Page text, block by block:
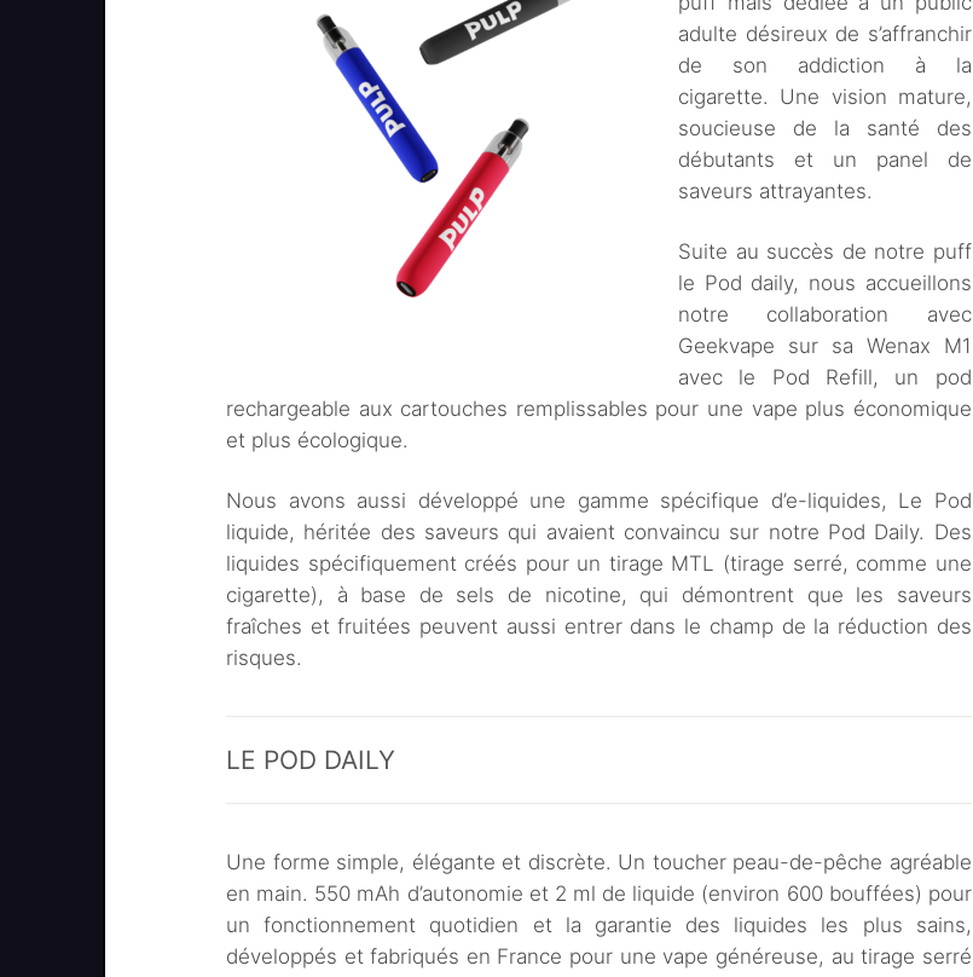
adulte désireux de s’affranchir
de son addiction à la
cigarette. Une vision mature,
soucieuse de la santé des
débutants et un panel de
saveurs attrayantes.
Suite au succès de notre puff
le Pod daily, nous accueillons
notre collaboration avec
Geekvape sur sa Wenax M1
avec le Pod Refill, un pod
rechargeable aux cartouches remplissables pour une vape plus économique
et plus écologique.
Nous avons aussi développé une gamme spécifique d’e-liquides, Le Pod
liquide, héritée des saveurs qui avaient convaincu sur notre Pod Daily. Des
liquides spécifiquement créés pour un tirage MTL (tirage serré, comme une
cigarette), à base de sels de nicotine, qui démontrent que les saveurs
fraîches et fruitées peuvent aussi entrer dans le champ de la réduction des
risques.
LE POD DAILY
Une forme simple, élégante et discrète. Un toucher peau-de-pêche agréable
en main. 550 mAh d’autonomie et 2 ml de liquide (environ 600 bouffées) pour
un fonctionnement quotidien et la garantie des liquides les plus sains,
développés et fabriqués en France pour une vape généreuse, au tirage serré